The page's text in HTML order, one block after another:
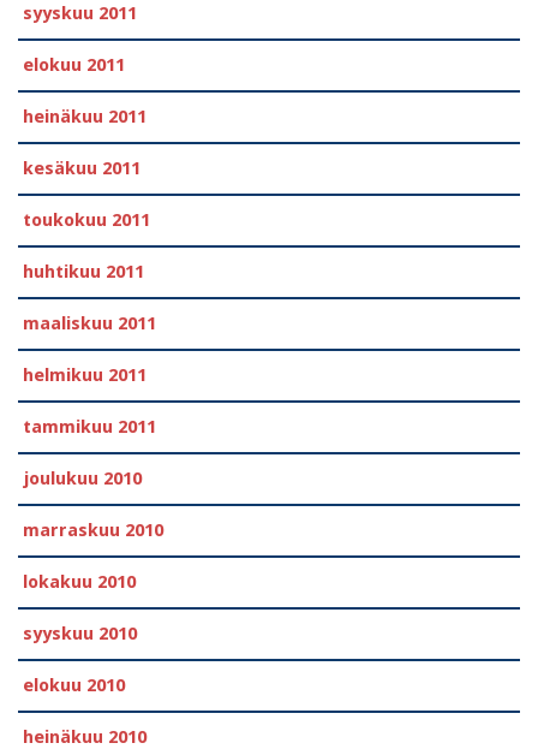
syyskuu 2011
elokuu 2011
heinäkuu 2011
kesäkuu 2011
toukokuu 2011
huhtikuu 2011
maaliskuu 2011
helmikuu 2011
tammikuu 2011
joulukuu 2010
marraskuu 2010
lokakuu 2010
syyskuu 2010
elokuu 2010
heinäkuu 2010